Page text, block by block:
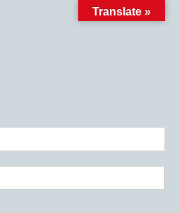
Translate »